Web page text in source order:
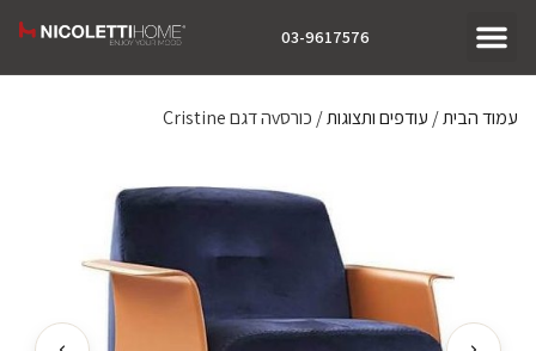
03-9617576
עמוד הבית/ עודפים ותצוגות/ כורסvה דגם Cristine